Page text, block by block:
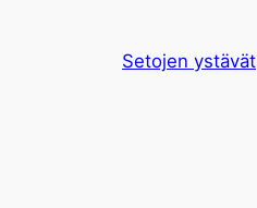
Setojen ystävät